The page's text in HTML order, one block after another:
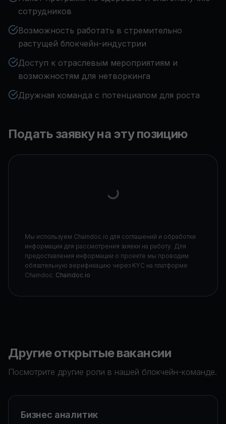
сотрудников
Возможность работать в стремительно
растущей блокчейн-индустрии
Доступ к отраслевым мероприятиям и
возможностям для нетворкинга
Дружная команда с потенциалом для роста
Подать заявку на эту позицию
Мы используем Chaindoc.io для соглашений и обработки
информации для рассмотрения заявки на работу. Для
предоставления информации о проекте мы проводим
обязательную верификацию через KYC на платформе
Chaindoc. Chaindoc.io
Другие открытые вакансии
Посмотрите другие роли в нашей блокчейн-команде.
Бизнес аналитик